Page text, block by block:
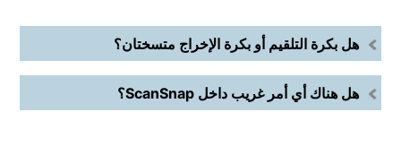
هل بكرة التلقيم أو بكرة الإخراج متسختان؟
هل هناك أي أمر غريب داخل ScanSnap؟